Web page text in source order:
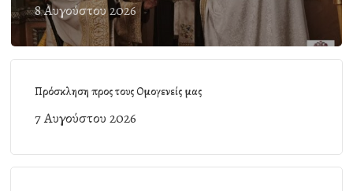
8 Αυγούστου 2026
Πρόσκληση προς τους Ομογενείς μας
7 Αυγούστου 2026